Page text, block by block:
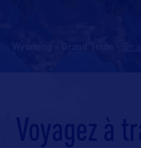
Voyagez à